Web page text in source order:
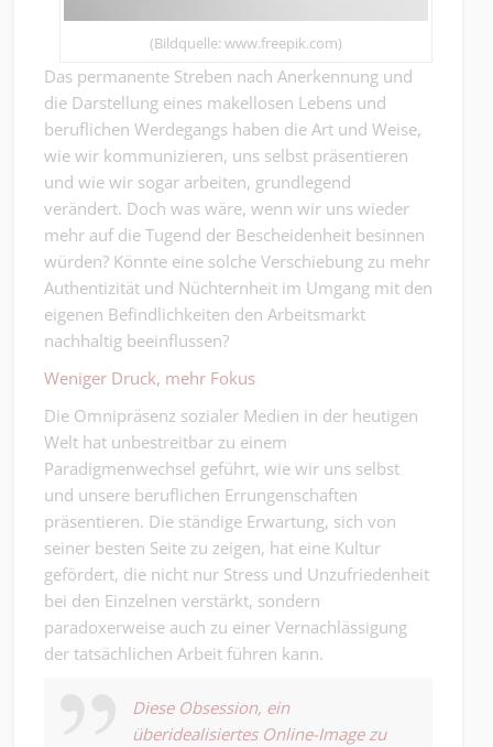
(Bildquelle: www.freepik.com)
Das permanente Streben nach Anerkennung und
die Darstellung eines makellosen Lebens und
beruflichen Werdegangs haben die Art und Weise,
wie wir kommunizieren, uns selbst präsentieren
und wie wir sogar arbeiten, grundlegend
verändert. Doch was wäre, wenn wir uns wieder
mehr auf die Tugend der Bescheidenheit besinnen
würden? Könnte eine solche Verschiebung zu mehr
Authentizität und Nüchternheit im Umgang mit den
eigenen Befindlichkeiten den Arbeitsmarkt
nachhaltig beeinflussen?
Weniger Druck, mehr Fokus
Die Omnipräsenz sozialer Medien in der heutigen
Welt hat unbestreitbar zu einem
Paradigmenwechsel geführt, wie wir uns selbst
und unsere beruflichen Errungenschaften
präsentieren. Die ständige Erwartung, sich von
seiner besten Seite zu zeigen, hat eine Kultur
gefördert, die nicht nur Stress und Unzufriedenheit
bei den Einzelnen verstärkt, sondern
paradoxerweise auch zu einer Vernachlässigung
der tatsächlichen Arbeit führen kann.
Diese Obsession, ein
überidealisiertes Online-Image zu